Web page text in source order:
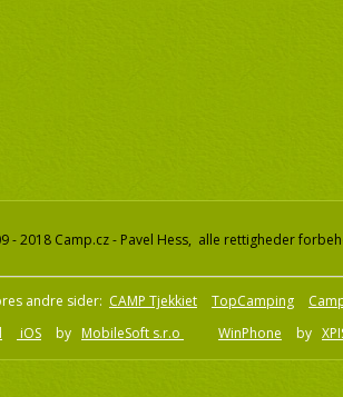
- 2018 Camp.cz - Pavel Hess, alle rettigheder
andre sider: CAMP Tjekkiet TopCamping
iOS by MobileSoft s.r.o WinPhone by